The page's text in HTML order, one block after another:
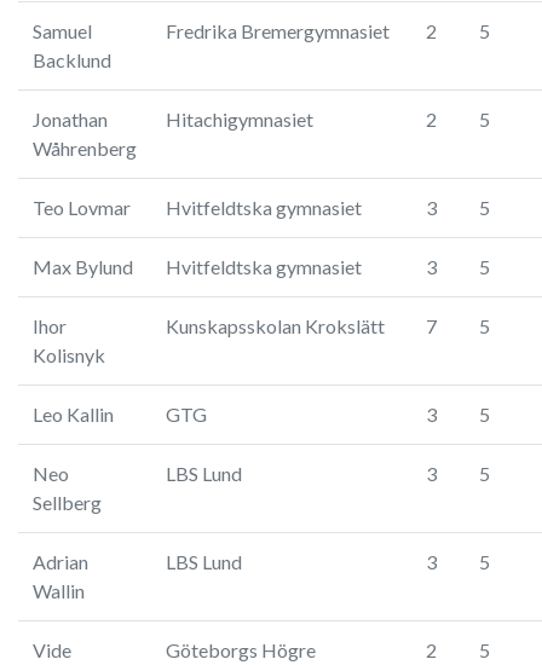
Samuel
Backlund
Fredrika Bremergymnasiet 2 5
Jonathan
Wåhrenberg
Hitachigymnasiet 2 5
Teo Lovmar Hvitfeldtska gymnasiet 3 5
Max Bylund Hvitfeldtska gymnasiet 3 5
Ihor
Kolisnyk
Kunskapsskolan Krokslätt 7 5
Leo Kallin GTG 3 5
Neo
Sellberg
LBS Lund 3 5
Adrian
Wallin
LBS Lund 3 5
Vide
Göteborgs Högre
2 5